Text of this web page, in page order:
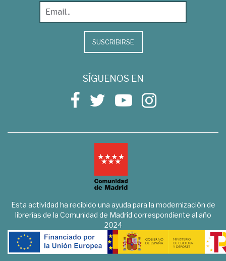
SUSCRIBIRSE
SÍGUENOS EN
Esta actividad ha recibido una ayuda para la modernización de
librerías de la Comunidad de Madrid correspondiente al año
2024